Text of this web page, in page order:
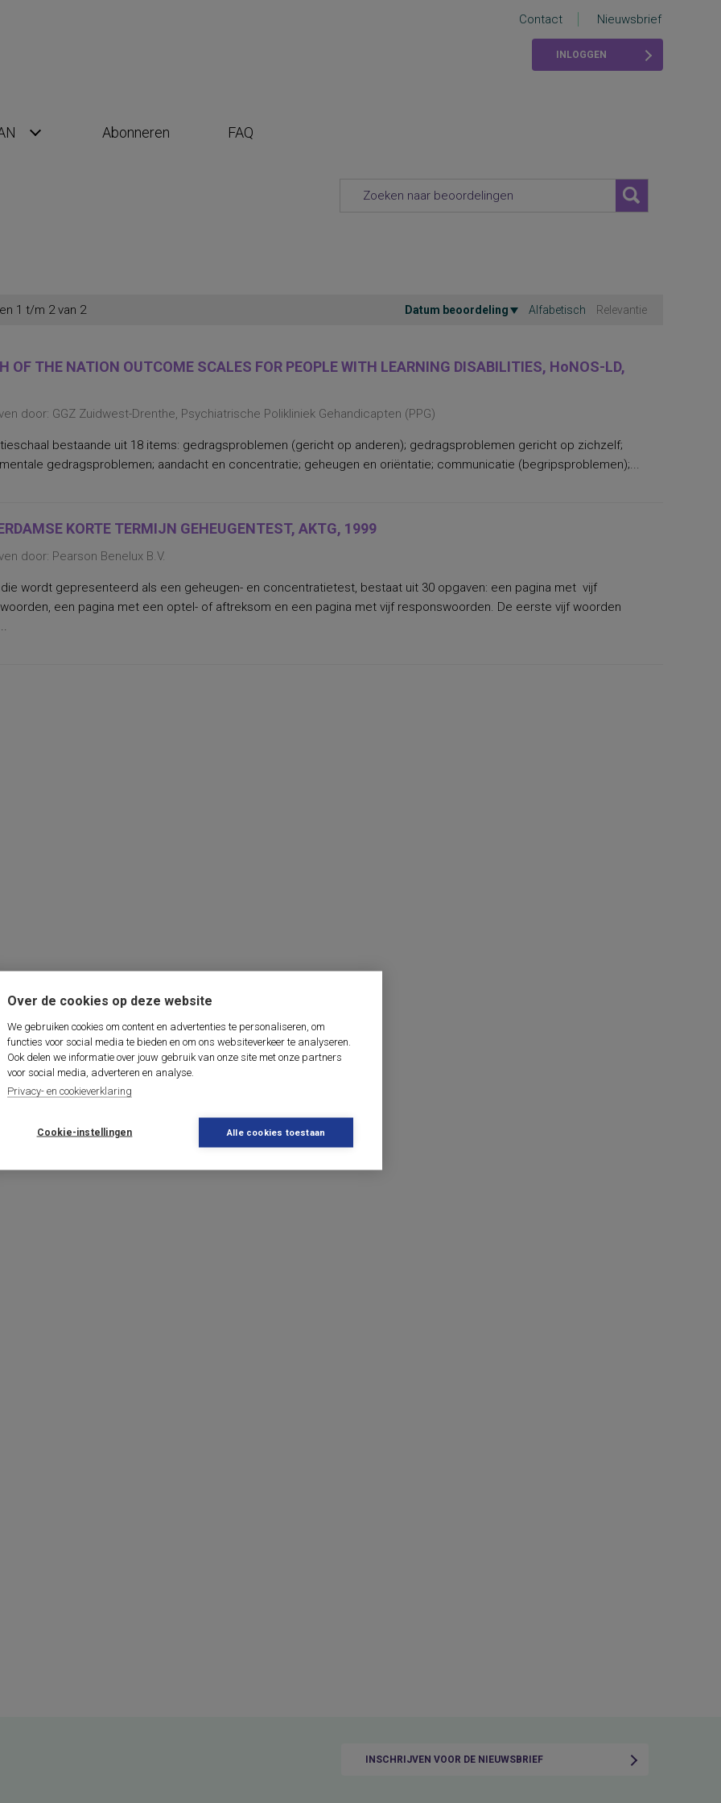
Over de cookies op deze website
We gebruiken cookies om content en advertenties te personaliseren, om
functies voor social media te bieden en om ons websiteverkeer te analyseren.
Ook delen we informatie over jouw gebruik van onze site met onze partners
voor social media, adverteren en analyse.
Privacy- en cookieverklaring
Cookie-instellingen Alle cookies toestaan
Contact Nieuwsbrief
INLOGGEN
Abonneren FAQ
1 t/m 2 van 2 Datum beoordeling Alfabetisch Relevantie
OF THE NATION OUTCOME SCALES FOR PEOPLE WITH LEARNING DISABILITIES, HoNOS-LD,
door: GGZ Zuidwest-Drenthe, Psychiatrische Polikliniek Gehandicapten (PPG)
bestaande uit 18 items: gedragsproblemen (gericht op anderen); gedragsproblemen gericht op zichzelf;
gedragsproblemen; aandacht en concentratie; geheugen en oriëntatie; communicatie (begripsproblemen);...
KORTE TERMIJN GEHEUGENTEST, AKTG, 1999
door: Pearson Benelux B.V.
wordt gepresenteerd als een geheugen- en concentratietest, bestaat uit 30 opgaven: een pagina met vijf
een pagina met een optel- of aftreksom en een pagina met vijf responswoorden. De eerste vijf woorden
INSCHRIJVEN VOOR DE NIEUWSBRIEF